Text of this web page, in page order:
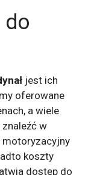
do
jest ich
oferowane
a wiele
w
motoryzacyjny
koszty
dostęp do